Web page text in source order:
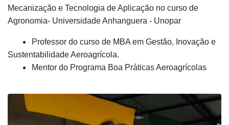
Mecanização e Tecnologia de Aplicação no curso de
Agronomia- Universidade Anhanguera - Unopar
Professor do curso de MBA em Gestão, Inovação e
Sustentabilidade Aeroagrícola.
Mentor do Programa Boa Práticas Aeroagrícolas